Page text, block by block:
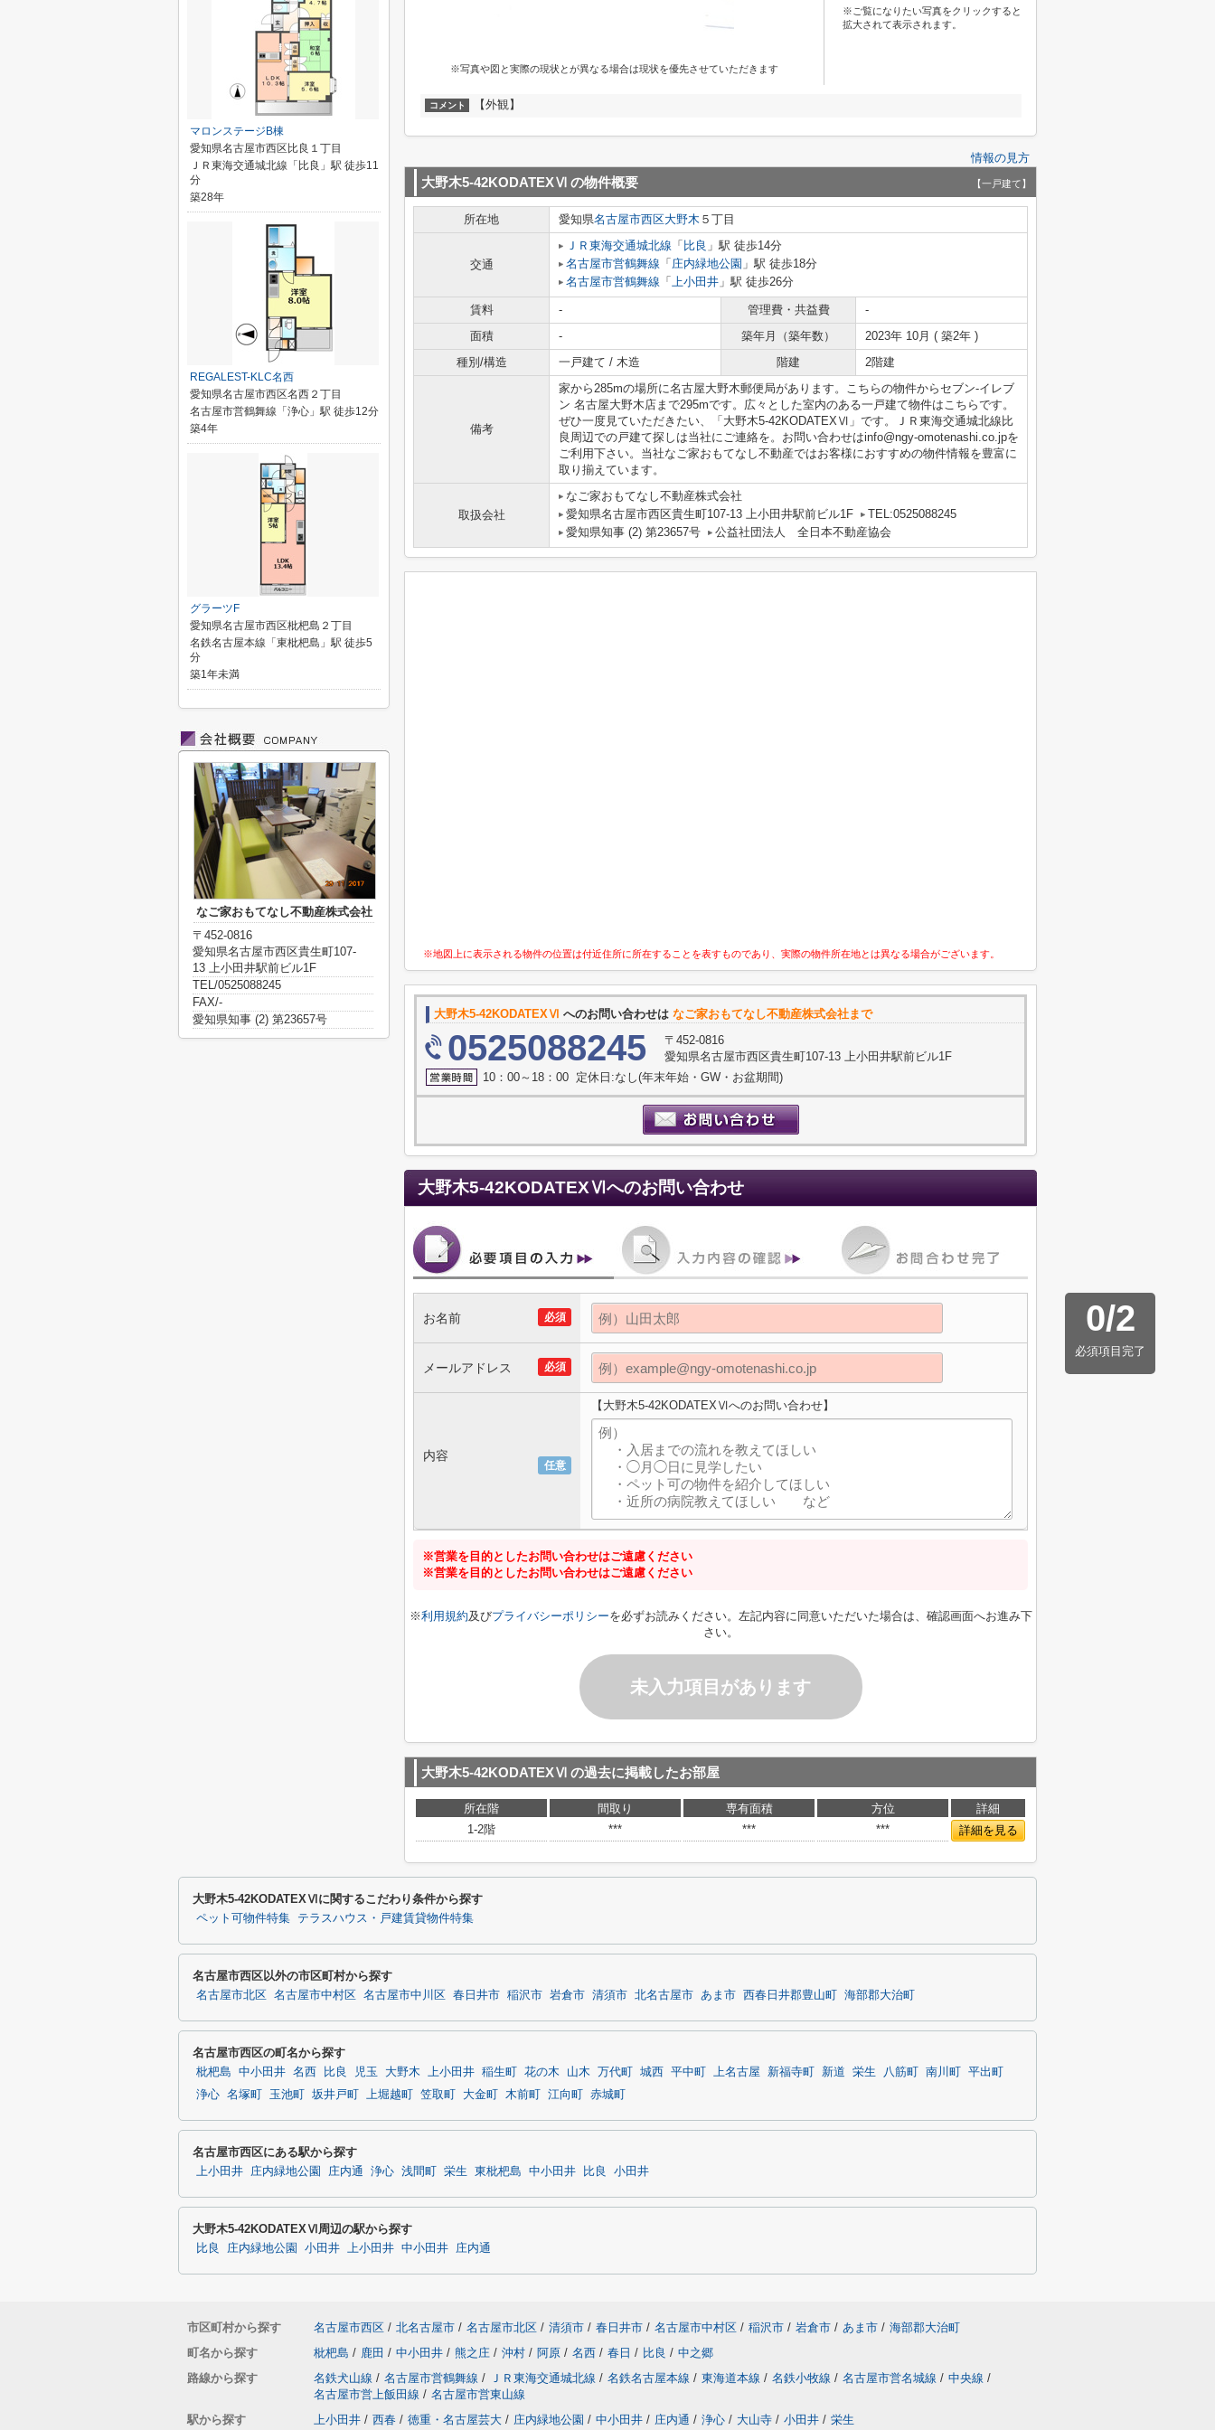
※写真や図と実際の現状とが異なる場合は現状を優先させていただきます
※ご覧になりたい写真をクリックすると
拡大されて表示されます。
コメント 【外観】
情報の見方
大野木5-42KODATEXⅥ の物件概要 【一戸建て】
所在地 愛知県名古屋市西区大野木 ５丁目
交通
ＪＲ東海交通城北線 「 比良 」駅 徒歩14分
名古屋市営鶴舞線 「 庄内緑地公園 」駅 徒歩18分
名古屋市営鶴舞線 「 上小田井 」駅 徒歩26分
賃料 - 管理費・共益費
-
面積
- 築年月（築年数）
2023年 10月 ( 築2年 )
種別/構造
一戸建て / 木造 階建 2階建
備考
家から285mの場所に名古屋大野木郵便局があります。こちらの物件からセブン‐イレブ
ン 名古屋大野木店まで295mです。広々とした室内のある一戸建て物件はこちらです。
ぜひ一度見ていただきたい、「大野木5-42KODATEXⅥ」です。ＪＲ東海交通城北線比
良周辺での戸建て探しは当社にご連絡を。お問い合わせはinfo@ngy-omotenashi.co.jpを
ご利用下さい。当社なご家おもてなし不動産ではお客様におすすめの物件情報を豊富に
取り揃えています。
取扱会社
なご家おもてなし不動産株式会社
愛知県名古屋市西区貴生町107-13 上小田井駅前ビル1F
TEL:0525088245
愛知県知事 (2) 第23657号
公益社団法人 全日本不動産協会
※地図上に表示される物件の位置は付近住所に所在することを表すものであり、実際の物件所在地とは異なる場合がございます。
大野木5-42KODATEXⅥ へのお問い合わせは なご家おもてなし不動産株式会社まで
0525088245
〒452-0816
愛知県名古屋市西区貴生町107-13 上小田井駅前ビル1F
10：00～18：00 定休日:なし(年末年始・GW・お盆期間)
大野木5-42KODATEXⅥへのお問い合わせ
0/2
必須項目完了
必須
お名前
必須
メールアドレス
任意
内容
【大野木5-42KODATEXⅥへのお問い合わせ】
※営業を目的としたお問い合わせはご遠慮ください
※営業を目的としたお問い合わせはご遠慮ください
※利用規約及びプライバシーポリシーを必ずお読みください。左記内容に同意いただいた場合は、確認画面へお進み下
さい。
未入力項目があります
大野木5-42KODATEXⅥ の過去に掲載したお部屋
所在階 間取り 専有面積 方位
詳細
1-2階
*** *** *** 詳細を見る
マロンステージB棟
愛知県名古屋市西区比良１丁目
ＪＲ東海交通城北線「比良」駅 徒歩11
分
築28年
REGALEST-KLC名西
愛知県名古屋市西区名西２丁目
名古屋市営鶴舞線「浄心」駅 徒歩12分
築4年
グラーツF
愛知県名古屋市西区枇杷島２丁目
名鉄名古屋本線「東枇杷島」駅 徒歩5
分
築1年未満
なご家おもてなし不動産株式会社
〒452-0816
愛知県名古屋市西区貴生町107-
13 上小田井駅前ビル1F
TEL/0525088245
FAX/-
愛知県知事 (2) 第23657号
大野木5-42KODATEXⅥに関するこだわり条件から探す
ペット可物件特集 テラスハウス・戸建賃貸物件特集
名古屋市西区以外の市区町村から探す
名古屋市北区 名古屋市中村区 名古屋市中川区 春日井市 稲沢市 岩倉市 清須市 北名古屋市 あま市 西春日井郡豊山町 海部郡大治町
名古屋市西区の町名から探す
枇杷島 中小田井 名西 比良 児玉 大野木 上小田井 稲生町 花の木 山木 万代町 城西 平中町 上名古屋 新福寺町 新道 栄生 八筋町 南川町
平出町
浄心 名塚町 玉池町 坂井戸町 上堀越町 笠取町 大金町 木前町 江向町 赤城町
名古屋市西区にある駅から探す
上小田井 庄内緑地公園 庄内通 浄心 浅間町 栄生 東枇杷島 中小田井 比良 小田井
大野木5-42KODATEXⅥ周辺の駅から探す
比良 庄内緑地公園 小田井 上小田井 中小田井 庄内通
市区町村から探す 名古屋市西区 / 北名古屋市 / 名古屋市北区 / 清須市 / 春日井市 / 名古屋市中村区 / 稲沢市 / 岩倉市 / あま市 / 海部郡大治町
町名から探す
枇杷島 / 鹿田 / 中小田井 / 熊之庄 / 沖村 / 阿原 / 名西 / 春日 / 比良 / 中之郷
路線から探す
名鉄犬山線 / 名古屋市営鶴舞線 / ＪＲ東海交通城北線 / 名鉄名古屋本線 / 東海道本線 / 名鉄小牧線 / 名古屋市営名城線 / 中央線 /
名古屋市営上飯田線 / 名古屋市営東山線
駅から探す
上小田井 / 西春 / 徳重・名古屋芸大 / 庄内緑地公園 / 中小田井 / 庄内通 / 浄心 / 大山寺 / 小田井 / 栄生